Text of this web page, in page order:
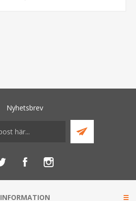
Nyhetsbrev
INFORMATION